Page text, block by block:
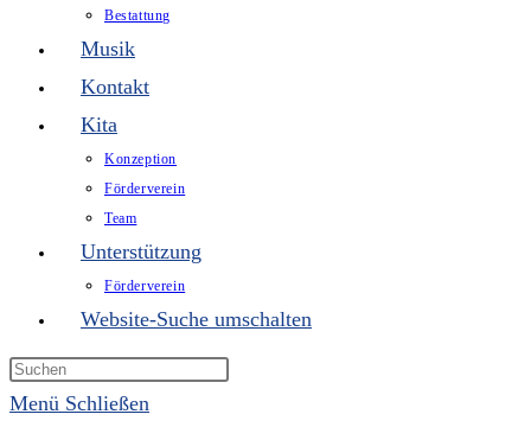
Bestattung
Musik
Kontakt
Kita
Konzeption
Förderverein
Team
Unterstützung
Förderverein
Website-Suche umschalten
Menü Schließen